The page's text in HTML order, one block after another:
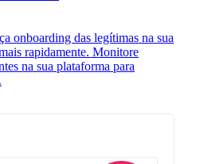
onboarding das legítimas na sua
rapidamente. Monitore
na sua plataforma para